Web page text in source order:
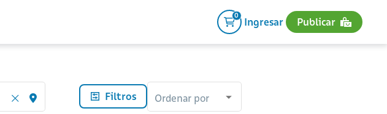
0
Ingresar Publicar
Filtros Ordenar por